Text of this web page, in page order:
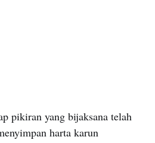
pikiran yang bijaksana telah
harta karun